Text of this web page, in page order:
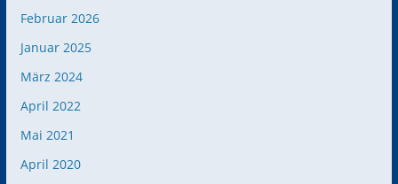
Februar 2026
Januar 2025
März 2024
April 2022
Mai 2021
April 2020